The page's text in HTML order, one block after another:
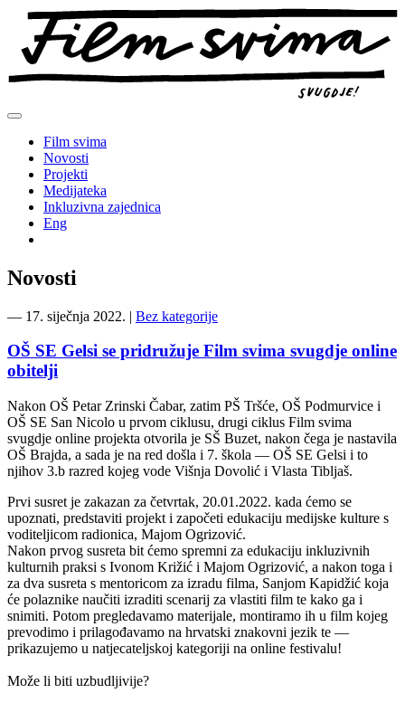
Preskoči
sadržaj
Film svima
Novosti
Projekti
Medijateka
Inkluzivna zajednica
Eng
Novosti
― 17. siječnja 2022. | Bez kategorije
OŠ SE Gelsi se pridružuje Film svima svugdje online
obitelji
Nakon OŠ Petar Zrinski Čabar, zatim PŠ Tršće, OŠ Podmurvice i
OŠ SE San Nicolo u prvom ciklusu, drugi ciklus Film svima
svugdje online projekta otvorila je SŠ Buzet, nakon čega je nastavila
OŠ Brajda, a sada je na red došla i 7. škola — OŠ SE Gelsi i to
njihov 3.b razred kojeg vode Višnja Dovolić i Vlasta Tibljaš.
Prvi susret je zakazan za četvrtak, 20.01.2022. kada ćemo se
upoznati, predstaviti projekt i započeti edukaciju medijske kulture s
voditeljicom radionica, Majom Ogrizović.
Nakon prvog susreta bit ćemo spremni za edukaciju inkluzivnih
kulturnih praksi s Ivonom Križić i Majom Ogrizović, a nakon toga i
za dva susreta s mentoricom za izradu filma, Sanjom Kapidžić koja
će polaznike naučiti izraditi scenarij za vlastiti film te kako ga i
snimiti. Potom pregledavamo materijale, montiramo ih u film kojeg
prevodimo i prilagođavamo na hrvatski znakovni jezik te —
prikazujemo u natjecateljskoj kategoriji na online festivalu!
Može li biti uzbudljivije?